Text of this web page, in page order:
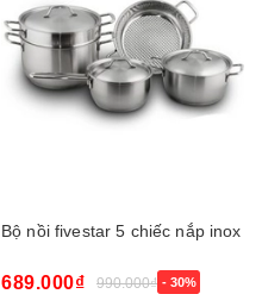
Bộ nồi fivestar 5 chiếc nắp inox
689.000₫ 990.000₫ - 30%